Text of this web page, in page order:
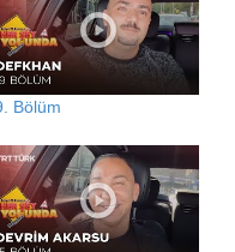
Bölüm